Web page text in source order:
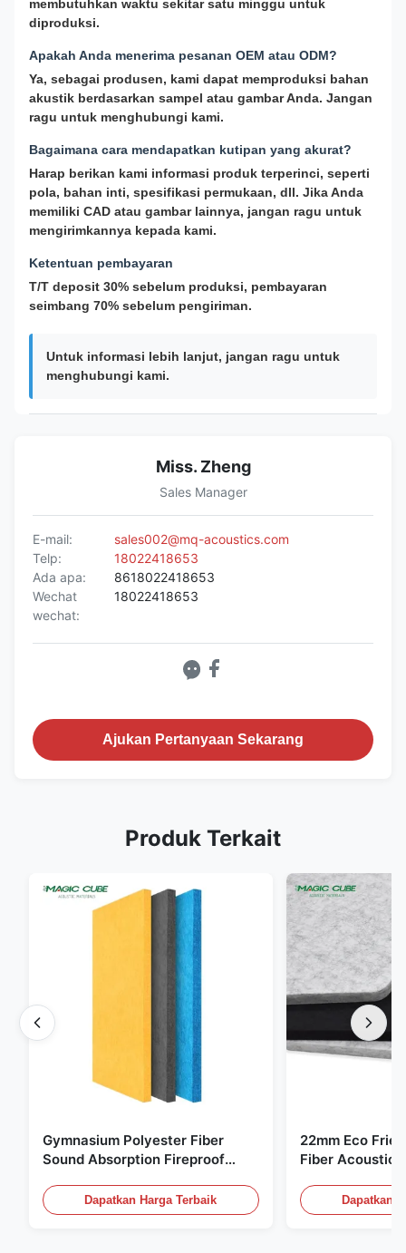
membutuhkan waktu sekitar satu minggu untuk
diproduksi.
Apakah Anda menerima pesanan OEM atau ODM?
Ya, sebagai produsen, kami dapat memproduksi bahan
akustik berdasarkan sampel atau gambar Anda. Jangan
ragu untuk menghubungi kami.
Bagaimana cara mendapatkan kutipan yang akurat?
Harap berikan kami informasi produk terperinci, seperti
pola, bahan inti, spesifikasi permukaan, dll. Jika Anda
memiliki CAD atau gambar lainnya, jangan ragu untuk
mengirimkannya kepada kami.
Ketentuan pembayaran
T/T deposit 30% sebelum produksi, pembayaran
seimbang 70% sebelum pengiriman.
Untuk informasi lebih lanjut, jangan ragu untuk
menghubungi kami.
Miss. Zheng
Sales Manager
E-mail:
sales002@mq-acoustics.com
Telp:
18022418653
Ada apa:
8618022418653
Wechat
wechat:
18022418653
Ajukan Pertanyaan Sekarang
Produk Terkait
Gymnasium Polyester Fiber
Sound Absorption Fireproof
Dapatkan Harga Terbaik
22mm Eco
Fiber Acoustic
Dapatkan